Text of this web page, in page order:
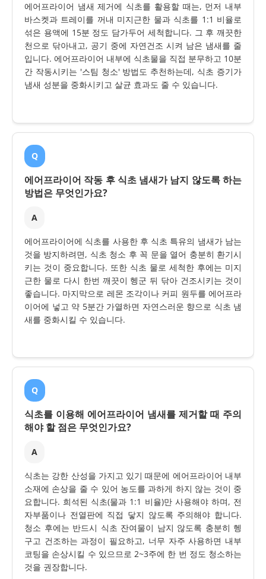
에어프라이어 냄새 제거에 식초를 활용할 때는, 먼저 내부
바스켓과 트레이를 꺼내 미지근한 물과 식초를 1:1 비율로
섞은 용액에 15분 정도 담가두어 세척합니다. 그 후 깨끗한
천으로 닦아내고, 공기 중에 자연건조 시켜 남은 냄새를 줄
입니다. 에어프라이어 내부에 식초물을 직접 분무하고 10분
간 작동시키는 '스팀 청소' 방법도 추천하는데, 식초 증기가
냄새 성분을 중화시키고 살균 효과도 줄 수 있습니다.
Q
에어프라이어 작동 후 식초 냄새가 남지 않도록 하는
방법은 무엇인가요?
A
에어프라이어에 식초를 사용한 후 식초 특유의 냄새가 남는
것을 방지하려면, 식초 청소 후 꼭 문을 열어 충분히 환기시
키는 것이 중요합니다. 또한 식초 물로 세척한 후에는 미지
근한 물로 다시 한번 깨끗이 헹군 뒤 닦아 건조시키는 것이
좋습니다. 마지막으로 레몬 조각이나 커피 원두를 에어프라
이어에 넣고 약 5분간 가열하면 자연스러운 향으로 식초 냄
새를 중화시킬 수 있습니다.
Q
식초를 이용해 에어프라이어 냄새를 제거할 때 주의
해야 할 점은 무엇인가요?
A
식초는 강한 산성을 가지고 있기 때문에 에어프라이어 내부
소재에 손상을 줄 수 있어 농도를 과하게 하지 않는 것이 중
요합니다. 희석된 식초(물과 1:1 비율)만 사용해야 하며, 전
자부품이나 전열판에 직접 닿지 않도록 주의해야 합니다.
청소 후에는 반드시 식초 잔여물이 남지 않도록 충분히 헹
구고 건조하는 과정이 필요하고, 너무 자주 사용하면 내부
코팅을 손상시킬 수 있으므로 2~3주에 한 번 정도 청소하는
것을 권장합니다.